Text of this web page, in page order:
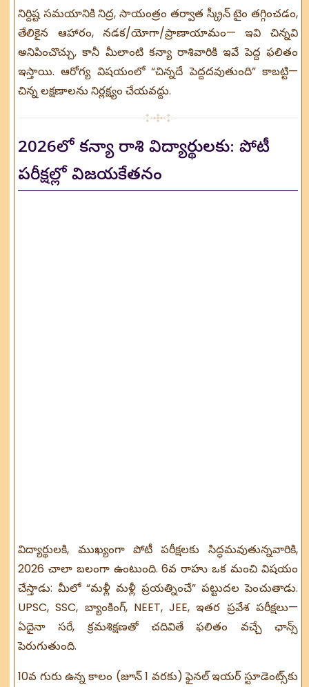
నిర్దిష్ట సమయానికి నిద్ర, సాయంత్రం తర్వాత స్క్రీన్ టైం తగ్గించడం,
తేలికైన ఆహారం, నడక/యోగా/ప్రాణాయామం— ఇవి చిన్నవి
అనిపించొచ్చు, కానీ మీలాంటి కన్యా రాశివారికి ఇవే పెద్ద ఫలితం
ఇస్తాయి. ఆరోగ్య విషయంలో “చిన్నదే పెద్దదవుతుంది” కాబట్టి—
చిన్న లక్షణాలను నిర్లక్ష్యం చేయవద్దు.
2026లో కన్యా రాశి విద్యార్థులకు: పోటీ
పరీక్షల్లో విజయకేతనం
విద్యార్థులకి, ముఖ్యంగా పోటీ పరీక్షలకు సిద్ధమవుతున్నవారికి,
2026 చాలా బలంగా ఉంటుంది. 6వ రాహు ఒక మంచి విషయం
చేస్తాడు: మీలో “మళ్లీ మళ్లీ ప్రయత్నించే” పట్టుదల పెంచుతాడు.
UPSC, SSC, బ్యాంకింగ్, NEET, JEE, ఇతర ప్రవేశ పరీక్షలు—
ఏదైనా సరే, క్రమశిక్షణతో చదివితే ఫలితం వచ్చే ఛాన్స్
పెరుగుతుంది.
10వ గురు ఉన్న కాలం (జూన్ 1 వరకు) ఫైనల్ ఇయర్ స్టూడెంట్స్‌కు